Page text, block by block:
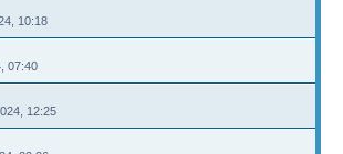
10:18
07:40
12:25